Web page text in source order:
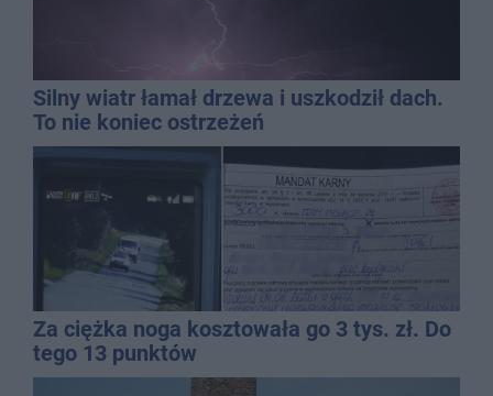
Silny wiatr łamał drzewa i uszkodził dach.
To nie koniec ostrzeżeń
Za ciężka noga kosztowała go 3 tys. zł. Do
tego 13 punktów